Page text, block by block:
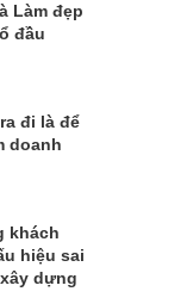
Làm đẹp
đầu
đi là để
doanh
khách
hiệu sai
dựng